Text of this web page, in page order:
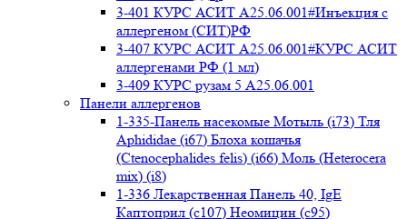
3-401 КУРС АСИТ А25.06.001#Инъекция с
аллергеном (СИТ)РФ
3-407 КУРС АСИТ А25.06.001#КУРС АСИТ
аллергенами РФ (1 мл)
3-409 КУРС рузам 5 А25.06.001
Панели аллергенов
1-335-Панель насекомые Мотыль (i73) Тля
Aphididae (i67) Блоха кошачья
(Ctenocephalides felis) (i66) Моль (Heterocera
mix) (i8)
1-336 Лекарственная Панель 40, IgE
Каптоприл (с107) Неомицин (c95)